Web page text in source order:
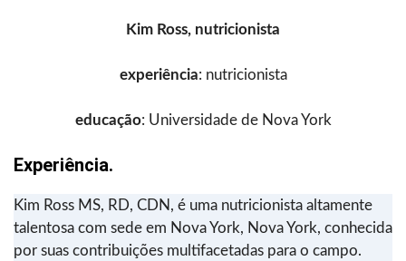
Kim Ross, nutricionista
experiência: nutricionista
educação: Universidade de Nova York
Experiência.
Kim Ross MS, RD, CDN, é uma nutricionista altamente
talentosa com sede em Nova York, Nova York, conhecida
por suas contribuições multifacetadas para o campo.